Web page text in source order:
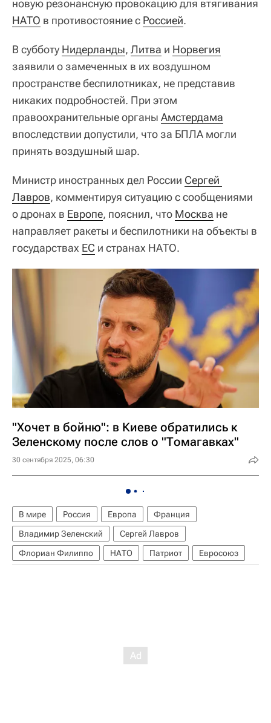
новую резонансную провокацию для втягивания
НАТО в противостояние с Россией.
В субботу Нидерланды, Литва и Норвегия
заявили о замеченных в их воздушном
пространстве беспилотниках, не представив
никаких подробностей. При этом
правоохранительные органы Амстердама
впоследствии допустили, что за БПЛА могли
принять воздушный шар.
Министр иностранных дел России Сергей
Лавров, комментируя ситуацию с сообщениями
о дронах в Европе, пояснил, что Москва не
направляет ракеты и беспилотники на объекты в
государствах ЕС и странах НАТО.
"Хочет в бойню": в Киеве обратились к
Зеленскому после слов о "Томагавках"
30 сентября 2025, 06:30
В мире Россия Европа
Франция
Владимир Зеленский
Сергей Лавров
Флориан Филиппо
НАТО Патриот Евросоюз